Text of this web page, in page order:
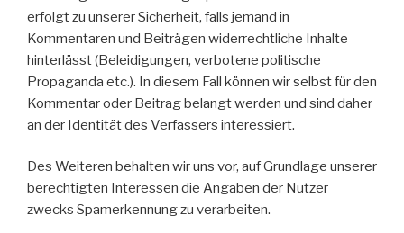
erfolgt zu unserer Sicherheit, falls jemand in
Kommentaren und Beiträgen widerrechtliche Inhalte
hinterlässt (Beleidigungen, verbotene politische
Propaganda etc.). In diesem Fall können wir selbst für den
Kommentar oder Beitrag belangt werden und sind daher
an der Identität des Verfassers interessiert.
Des Weiteren behalten wir uns vor, auf Grundlage unserer
berechtigten Interessen die Angaben der Nutzer
zwecks Spamerkennung zu verarbeiten.